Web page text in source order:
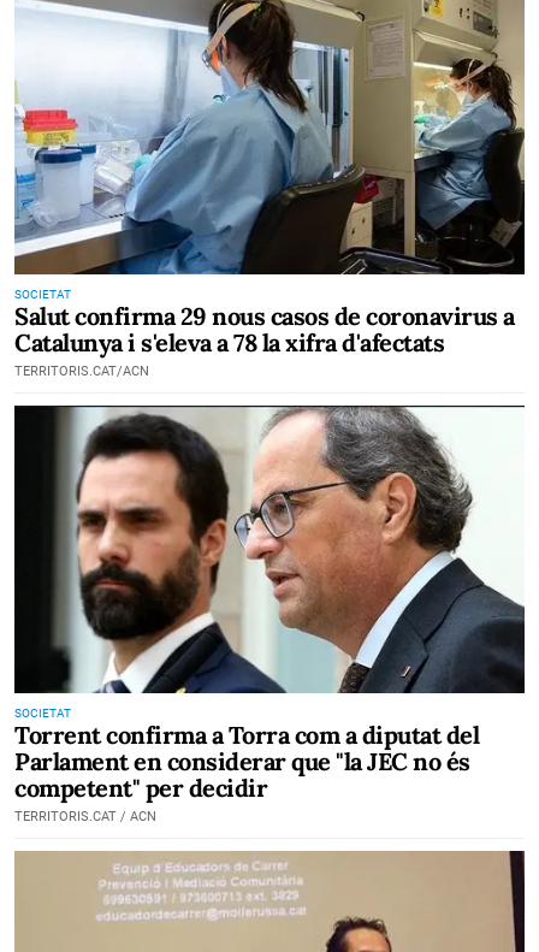
SOCIETAT
Salut confirma 29 nous casos de coronavirus a
Catalunya i s'eleva a 78 la xifra d'afectats
TERRITORIS.CAT/ACN
SOCIETAT
Torrent confirma a Torra com a diputat del
Parlament en considerar que "la JEC no és
competent" per decidir
TERRITORIS.CAT / ACN